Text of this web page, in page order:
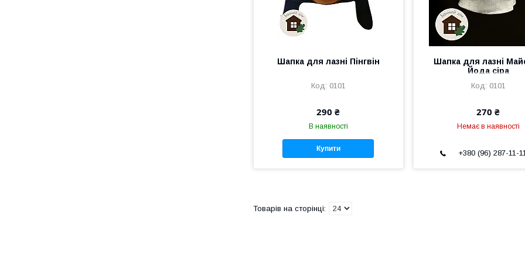
Шапка для лазні Пінгвін
0101
290 ₴
В наявності
Купити
Шапка для лазні
Йода сіра
0101
270 ₴
Немає в наявності
+380 (96) 287-11-